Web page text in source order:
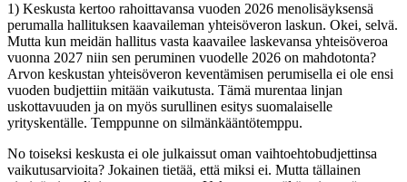
1) Keskusta kertoo rahoittavansa vuoden 2026 menolisäyksensä
perumalla hallituksen kaavaileman yhteisöveron laskun. Okei, selvä.
Mutta kun meidän hallitus vasta kaavailee laskevansa yhteisöveroa
vuonna 2027 niin sen peruminen vuodelle 2026 on mahdotonta?
Arvon keskustan yhteisöveron keventämisen perumisella ei ole ensi
vuoden budjettiin mitään vaikutusta. Tämä murentaa linjan
uskottavuuden ja on myös surullinen esitys suomalaiselle
yrityskentälle. Temppunne on silmänkääntötemppu.
No toiseksi keskusta ei ole julkaissut oman vaihtoehtobudjettinsa
vaikutusarvioita? Jokainen tietää, että miksi ei. Mutta tällainen